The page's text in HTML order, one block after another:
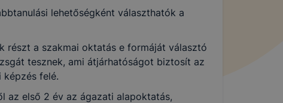
lehetőségként választhatók a
részt a szakmai oktatás e formáját választó
tesznek, ami átjárhatóságot biztosít az
képzés felé.
az első 2 év az ágazati alapoktatás,